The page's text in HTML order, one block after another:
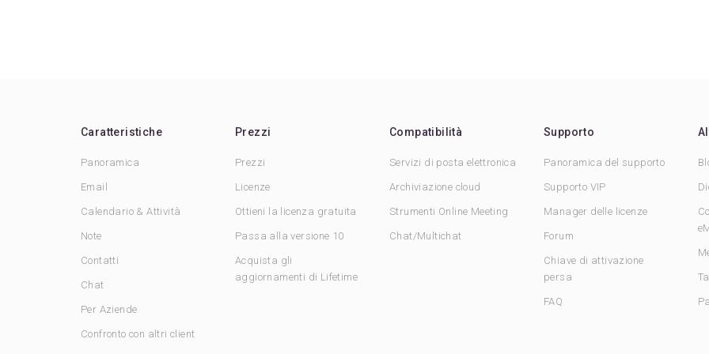
Caratteristiche
Panoramica
Email
Calendario & Attività
Note
Contatti
Chat
Per Aziende
Confronto con altri client
Prezzi
Prezzi
Licenze
Ottieni la licenza gratuita
Passa alla versione 10
Acquista gli
aggiornamenti di Lifetime
Compatibilità
Servizi di posta elettronica
Archiviazione cloud
Strumenti Online Meeting
Chat/Multichat
Supporto
Panoramica del supporto
Supporto VIP
Manager delle licenze
Forum
Chiave di attivazione
persa
FAQ